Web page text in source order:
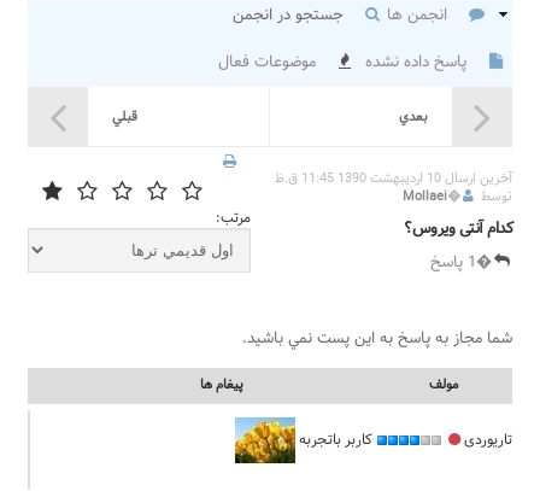
انجمن ها
جستجو در انجمن
پاسخ داده نشده
موضوعات فعال
قبلي بعدي
آخرين ارسال 10 اردیبهشت 1390 11:45 ق.ظ
توسط
�
Mollaei
کدام آنتی ویروس؟
�1 پاسخ
مرتب:
شما مجاز به پاسخ به اين پست نمي باشيد.
مولف پيغام ها
تاریوردی کاربر باتجربه